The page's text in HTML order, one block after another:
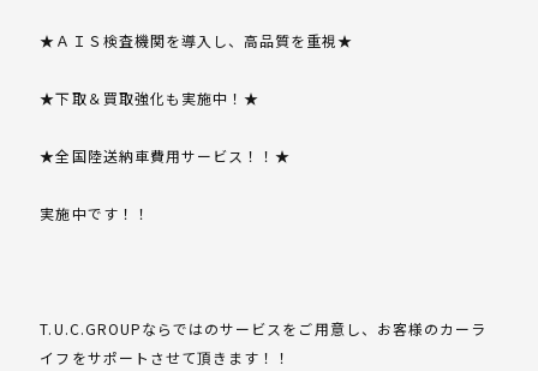
★ＡＩＳ検査機関を導入し、高品質を重視★
★下取＆買取強化も実施中！★
★全国陸送納車費用サービス！！★
実施中です！！
T.U.C.GROUPならではのサービスをご用意し、お客様のカーラ
イフをサポートさせて頂きます！！